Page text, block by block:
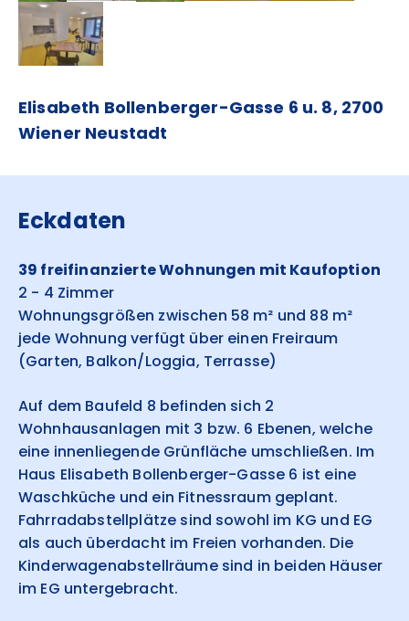
Elisabeth Bollenberger-Gasse 6 u. 8, 2700
Wiener Neustadt
Eckdaten
39 freifinanzierte Wohnungen mit Kaufoption
2 - 4 Zimmer
Wohnungsgrößen zwischen 58 m² und 88 m²
jede Wohnung verfügt über einen Freiraum
(Garten, Balkon/Loggia, Terrasse)
Auf dem Baufeld 8 befinden sich 2
Wohnhausanlagen mit 3 bzw. 6 Ebenen, welche
eine innenliegende Grünfläche umschließen. Im
Haus Elisabeth Bollenberger-Gasse 6 ist eine
Waschküche und ein Fitnessraum geplant.
Fahrradabstellplätze sind sowohl im KG und EG
als auch überdacht im Freien vorhanden. Die
Kinderwagenabstellräume sind in beiden Häuser
im EG untergebracht.